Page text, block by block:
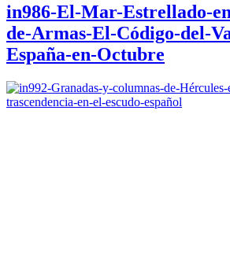
in986-El-Mar-Estrellado-
de-Armas-El-Código-del-
España-en-Octubre